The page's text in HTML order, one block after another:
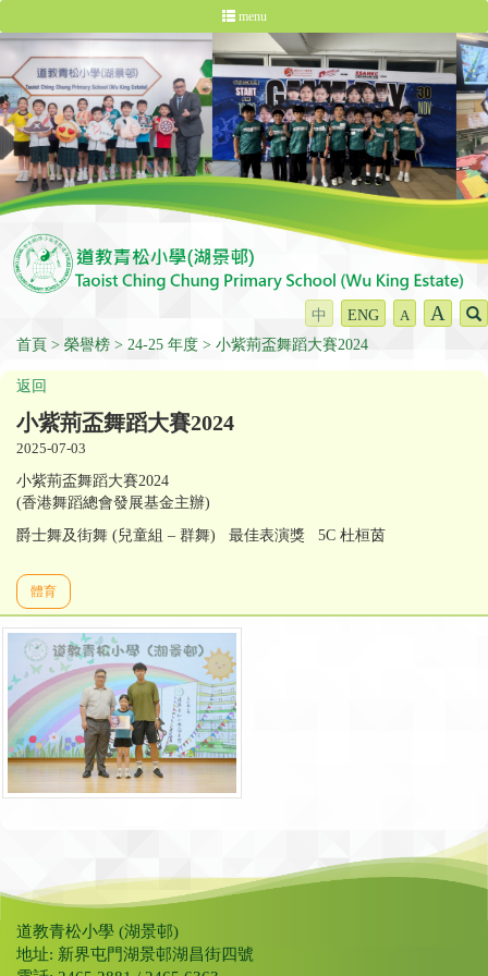
menu
中 ENG A A
首頁 榮譽榜 24-25 年度 小紫荊盃舞蹈大賽2024
返回
小紫荊盃舞蹈大賽2024
2025-07-03
小紫荊盃舞蹈大賽2024
(香港舞蹈總會發展基金主辦)
爵士舞及街舞 (兒童組 – 群舞) 最佳表演獎 5C 杜桓茵
體育
道教青松小學 (湖景邨)
地址: 新界屯門湖景邨湖昌街四號